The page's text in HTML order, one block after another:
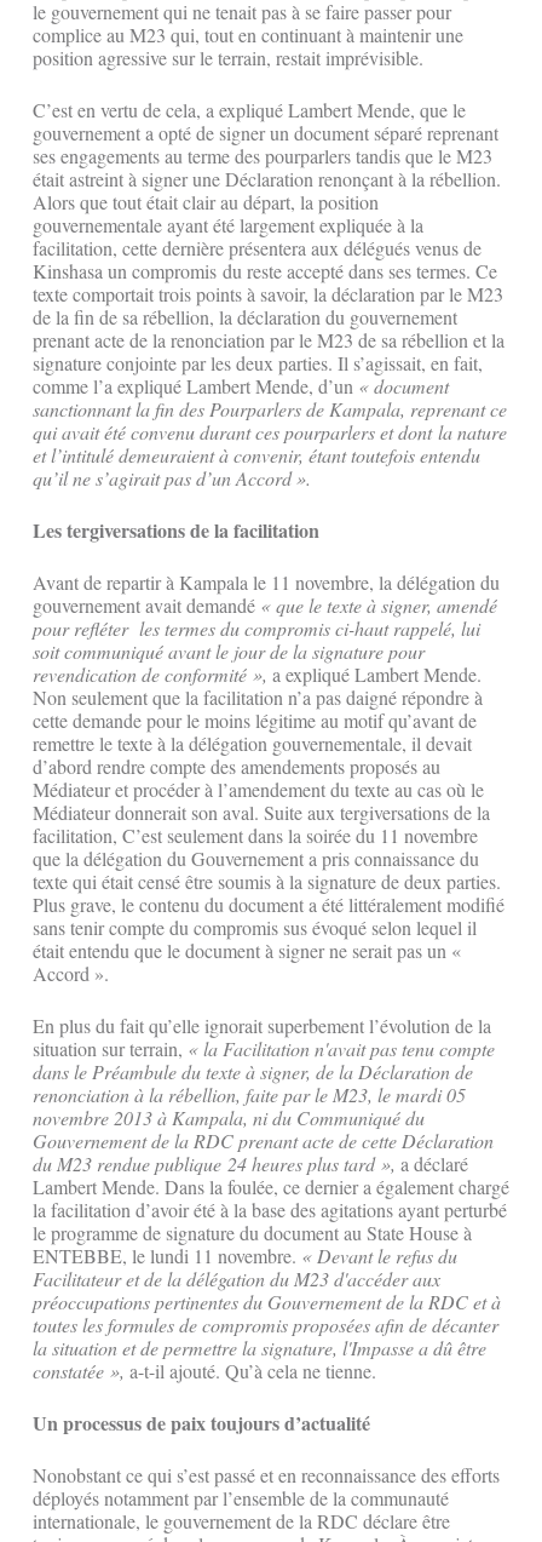
le gouvernement qui ne tenait pas à se faire passer pour
complice au M23 qui, tout en continuant à maintenir une
position agressive sur le terrain, restait imprévisible.
C’est en vertu de cela, a expliqué Lambert Mende, que le
gouvernement a opté de signer un document séparé reprenant
ses engagements au terme des pourparlers tandis que le M23
était astreint à signer une Déclaration renonçant à la rébellion.
Alors que tout était clair au départ, la position
gouvernementale ayant été largement expliquée à la
facilitation, cette dernière présentera aux délégués venus de
Kinshasa un compromis du reste accepté dans ses termes. Ce
texte comportait trois points à savoir, la déclaration par le M23
de la fin de sa rébellion, la déclaration du gouvernement
prenant acte de la renonciation par le M23 de sa rébellion et la
signature conjointe par les deux parties. Il s’agissait, en fait,
comme l’a expliqué Lambert Mende, d’un « document
sanctionnant la fin des Pourparlers de Kampala, reprenant ce
qui avait été convenu durant ces pourparlers et dont la nature
et l’intitulé demeuraient à convenir, étant toutefois entendu
qu’il ne s’agirait pas d’un Accord ».
Les tergiversations de la facilitation
Avant de repartir à Kampala le 11 novembre, la délégation du
gouvernement avait demandé « que le texte à signer, amendé
pour refléter les termes du compromis ci-haut rappelé, lui
soit communiqué avant le jour de la signature pour
revendication de conformité », a expliqué Lambert Mende.
Non seulement que la facilitation n’a pas daigné répondre à
cette demande pour le moins légitime au motif qu’avant de
remettre le texte à la délégation gouvernementale, il devait
d’abord rendre compte des amendements proposés au
Médiateur et procéder à l’amendement du texte au cas où le
Médiateur donnerait son aval. Suite aux tergiversations de la
facilitation, C’est seulement dans la soirée du 11 novembre
que la délégation du Gouvernement a pris connaissance du
texte qui était censé être soumis à la signature de deux parties.
Plus grave, le contenu du document a été littéralement modifié
sans tenir compte du compromis sus évoqué selon lequel il
était entendu que le document à signer ne serait pas un «
Accord ».
En plus du fait qu’elle ignorait superbement l’évolution de la
situation sur terrain, « la Facilitation n'avait pas tenu compte
dans le Préambule du texte à signer, de la Déclaration de
renonciation à la rébellion, faite par le M23, le mardi 05
novembre 2013 à Kampala, ni du Communiqué du
Gouvernement de la RDC prenant acte de cette Déclaration
du M23 rendue publique 24 heures plus tard », a déclaré
Lambert Mende. Dans la foulée, ce dernier a également chargé
la facilitation d’avoir été à la base des agitations ayant perturbé
le programme de signature du document au State House à
ENTEBBE, le lundi 11 novembre. « Devant le refus du
Facilitateur et de la délégation du M23 d'accéder aux
préoccupations pertinentes du Gouvernement de la RDC et à
toutes les formules de compromis proposées afin de décanter
la situation et de permettre la signature, l'Impasse a dû être
constatée », a-t-il ajouté. Qu’à cela ne tienne.
Un processus de paix toujours d’actualité
Nonobstant ce qui s’est passé et en reconnaissance des efforts
déployés notamment par l’ensemble de la communauté
internationale, le gouvernement de la RDC déclare être